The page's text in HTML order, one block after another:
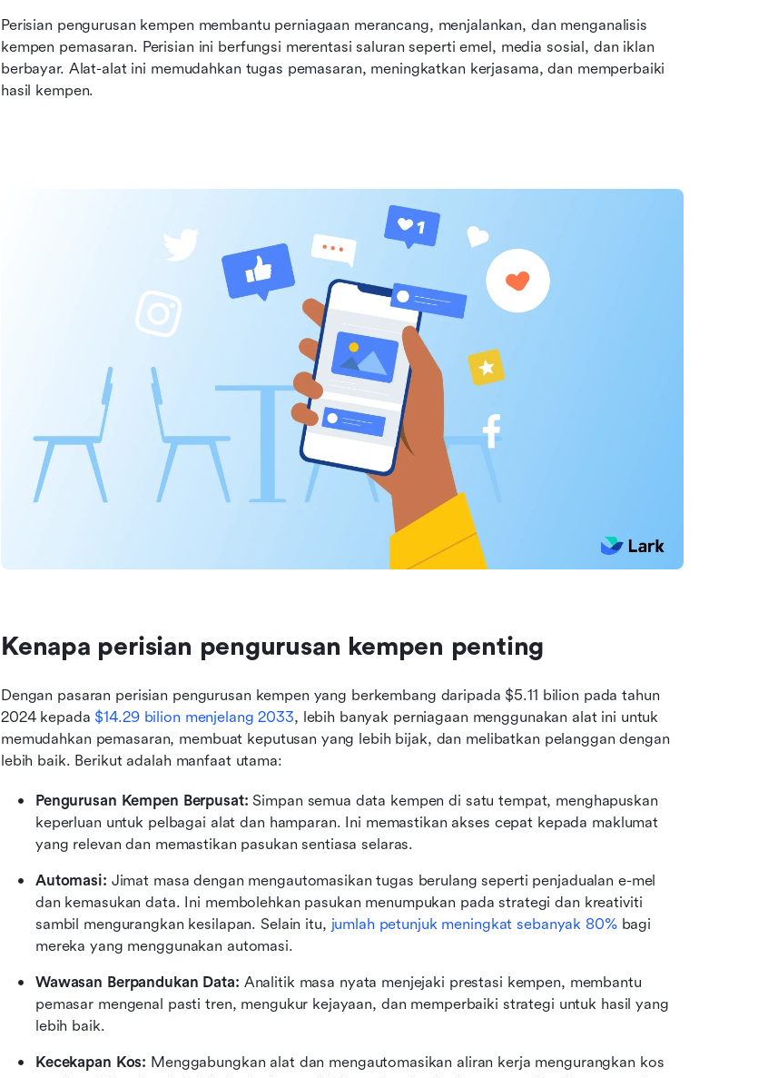
Perisian pengurusan kempen membantu perniagaan merancang, menjalankan, dan menganalisis
kempen pemasaran. Perisian ini berfungsi merentasi saluran seperti emel, media sosial, dan iklan
berbayar. Alat-alat ini memudahkan tugas pemasaran, meningkatkan kerjasama, dan memperbaiki
hasil kempen.
Kenapa perisian pengurusan kempen penting
Dengan pasaran perisian pengurusan kempen yang berkembang daripada $5.11 bilion pada tahun
2024 kepada $14.29 bilion menjelang 2033, lebih banyak perniagaan menggunakan alat ini untuk
memudahkan pemasaran, membuat keputusan yang lebih bijak, dan melibatkan pelanggan dengan
lebih baik. Berikut adalah manfaat utama:
Pengurusan Kempen Berpusat: Simpan semua data kempen di satu tempat, menghapuskan
keperluan untuk pelbagai alat dan hamparan. Ini memastikan akses cepat kepada maklumat
yang relevan dan memastikan pasukan sentiasa selaras.
Automasi: Jimat masa dengan mengautomasikan tugas berulang seperti penjadualan e-mel
dan kemasukan data. Ini membolehkan pasukan menumpukan pada strategi dan kreativiti
sambil mengurangkan kesilapan. Selain itu, jumlah petunjuk meningkat sebanyak 80% bagi
mereka yang menggunakan automasi.
Wawasan Berpandukan Data: Analitik masa nyata menjejaki prestasi kempen, membantu
pemasar mengenal pasti tren, mengukur kejayaan, dan memperbaiki strategi untuk hasil yang
lebih baik.
Kecekapan Kos: Menggabungkan alat dan mengautomasikan aliran kerja mengurangkan kos